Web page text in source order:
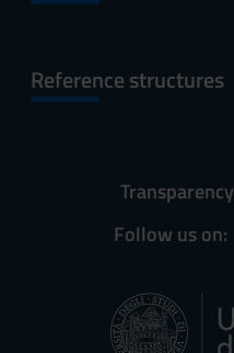
Reference structures
Transparency
Follow us on: